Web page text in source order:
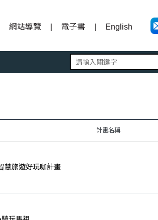
網站導覽 電子書 English
計畫名稱
慧旅遊好玩咖計畫